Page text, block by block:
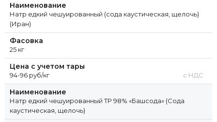
Наименование
Натр едкий чешуированный (сода каустическая, щелочь)
(Иран)
Фасовка
25 кг
Цена с учетом тары
94-96 руб/кг с НДС
Наименование
Натр едкий чешуированный ТР 98% «Башсода» (Сода
каустическая, щелочь)